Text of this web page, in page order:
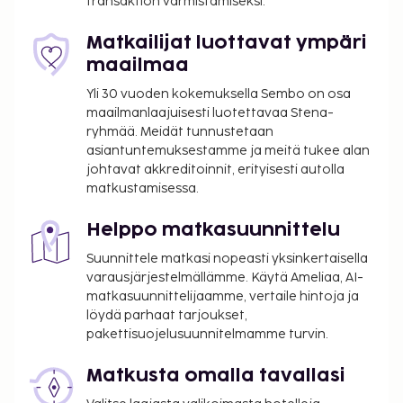
harrastuksiin/mukavuuksiin kuuluu sisäuima-allas ja
sauna. Tämän hotellin palveluihin kuuluu muun
huone ja takka aulassa. Tämä hotelli tarjoaa
asiakkailleen ravintolan ja kahvila. Baarissa voit
nauttia raikasta juotavaa. Maksullinen
buffetaamiainen tarjotaan päivittäin klo 7.00–10.00.
Tämän majoituspaikan virallisen tähtiluokituksen on
Majoituspaikka veloittaa seuraavat paikan päällä
suoritettavat maksut. Maksuihin saattaa sisältyä
sovellettavat verot:
Kaupungin perimä vero: 1.87 EUR per henkilö per
yö. Tätä veroa ei peritä alle 18 vuotta vanhoilta
Tässä on mainittu kaikki majoituspaikan meille
Matkailijat luottavat ympäri
maailmaa
Yli 30 vuoden kokemuksella Sembo on osa
maailmanlaajuisesti luotettavaa Stena-
ryhmää. Meidät tunnustetaan
asiantuntemuksestamme ja meitä tukee alan
johtavat akkreditoinnit, erityisesti autolla
matkustamisessa.
Helppo matkasuunnittelu
Suunnittele matkasi nopeasti yksinkertaisella
varausjärjestelmällämme. Käytä Ameliaa, AI-
matkasuunnittelijaamme, vertaile hintoja ja
löydä parhaat tarjoukset,
pakettisuojelusuunnitelmamme turvin.
Matkusta omalla tavallasi